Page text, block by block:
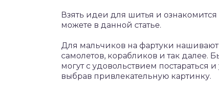
Взять идеи для шитья и
можете в данной статье.
Для мальчиков на фартуки
самолетов, корабликов и так далее.
могут с удовольствием постараться
выбрав привлекательную картинку.